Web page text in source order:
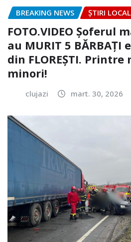
BREAKING NEWS ȘTIRI
FOTO.VIDEO Șoferul
au MURIT 5
din FLOREȘTI.
minori!
clujazi mart. 30, 2026